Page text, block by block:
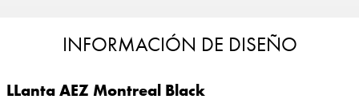
INFORMACIÓN DE DISEÑO
LLanta AEZ Montreal Black